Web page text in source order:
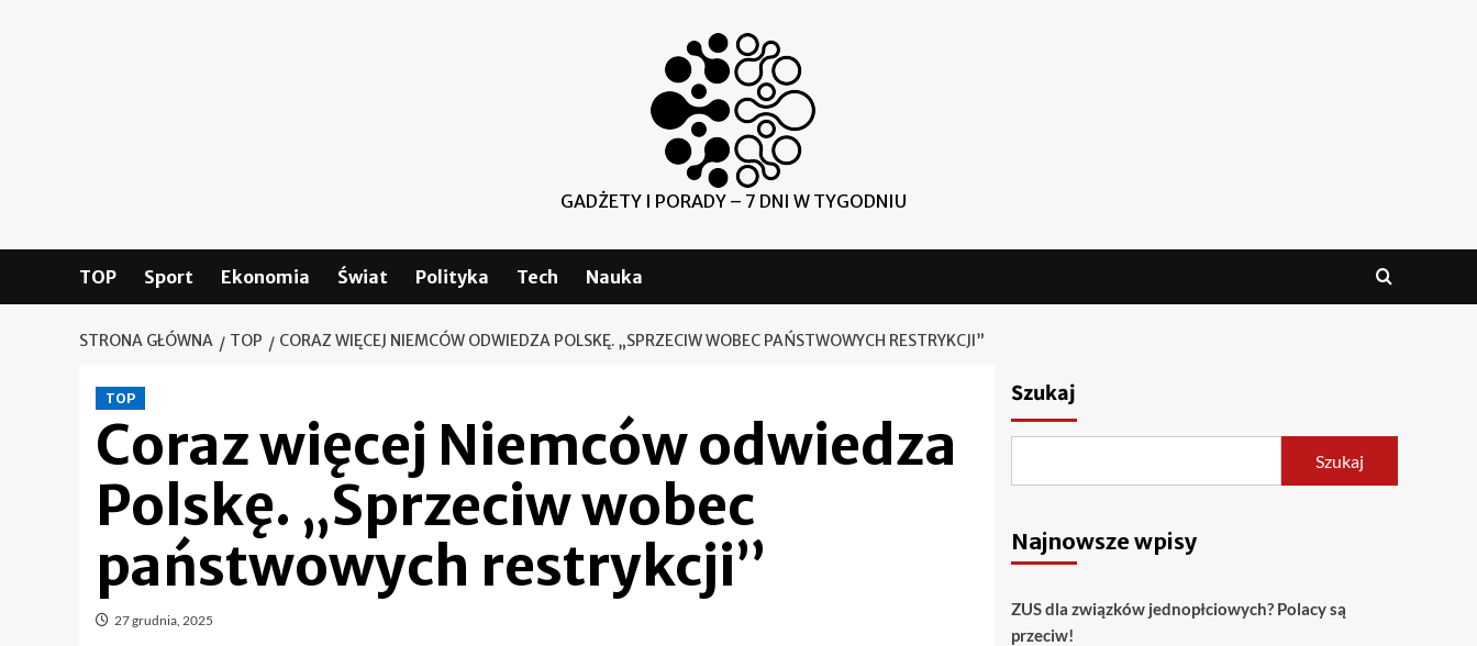
GADŻETY I PORADY – 7 DNI W TYGODNIU
TOP Sport Ekonomia Świat Polityka Tech Nauka
STRONA GŁÓWNA TOP CORAZ WIĘCEJ NIEMCÓW ODWIEDZA POLSKĘ. „SPRZECIW WOBEC PAŃSTWOWYCH RESTRYKCJI”
TOP
Coraz więcej Niemców odwiedza
Polskę. „Sprzeciw wobec
państwowych restrykcji”
27 grudnia, 2025
Szukaj
Szukaj
Najnowsze wpisy
ZUS dla związków jednopłciowych? Polacy są
przeciw!